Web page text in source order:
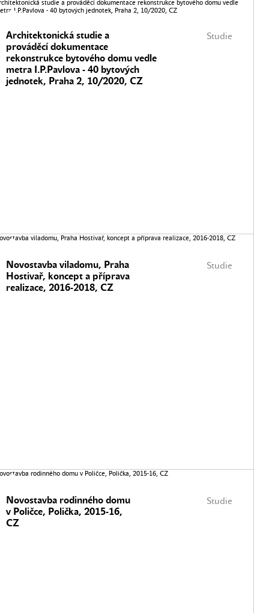
Studie
Architektonická studie a
prováděcí dokumentace
rekonstrukce bytového domu vedle
metra I.P.Pavlova - 40 bytových
jednotek, Praha 2, 10/2020, CZ
Studie
Novostavba viladomu, Praha
Hostivař, koncept a příprava
realizace, 2016-2018, CZ
Studie
Novostavba rodinného domu
v Poličce, Polička, 2015-16,
CZ